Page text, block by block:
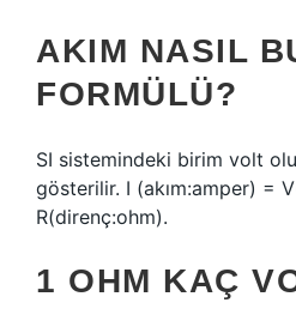
AKIM NASIL
FORMÜLÜ?
SI sistemindeki birim volt
gösterilir. I (akım:amper) =
R(direnç:ohm).
1 OHM KAÇ